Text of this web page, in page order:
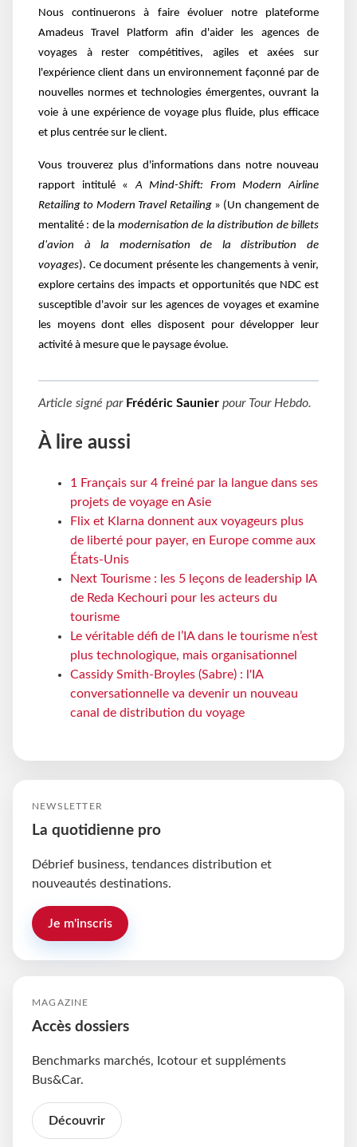
Nous continuerons à faire évoluer notre plateforme
Amadeus Travel Platform afin d'aider les agences de
voyages à rester compétitives, agiles et axées sur
l'expérience client dans un environnement façonné par de
nouvelles normes et technologies émergentes, ouvrant la
voie à une expérience de voyage plus fluide, plus efficace
et plus centrée sur le client.
Vous trouverez plus d'informations dans notre nouveau
rapport intitulé «A Mind-Shift: From Modern Airline
Retailing to Modern Travel Retailing » (Un changement de
mentalité : de la modernisation de la distribution de billets
d'avion à la modernisation de la distribution de
voyages). Ce document présente les changements à venir,
explore certains des impacts et opportunités que NDC est
susceptible d'avoir sur les agences de voyages et examine
les moyens dont elles disposent pour développer leur
activité à mesure que le paysage évolue.
Article signé par Frédéric Saunier pour Tour Hebdo.
À lire aussi
1 Français sur 4 freiné par la langue dans ses
projets de voyage en Asie
Flix et Klarna donnent aux voyageurs plus
de liberté pour payer, en Europe comme aux
États-Unis
Next Tourisme : les 5 leçons de leadership IA
de Reda Kechouri pour les acteurs du
tourisme
Le véritable défi de l’IA dans le tourisme n’est
plus technologique, mais organisationnel
Cassidy Smith-Broyles (Sabre) : l'IA
conversationnelle va devenir un nouveau
canal de distribution du voyage
NEWSLETTER
La quotidienne pro
Débrief business, tendances distribution et
nouveautés destinations.
Je m'inscris
MAGAZINE
Accès dossiers
Benchmarks marchés, Icotour et suppléments
Bus&Car.
Découvrir